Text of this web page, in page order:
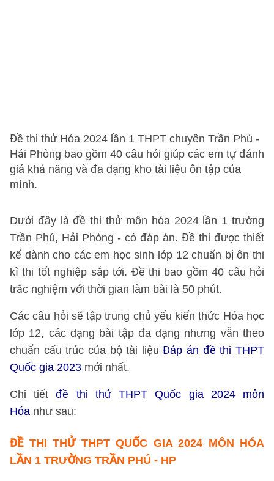
Đề thi thử Hóa 2024 lần 1 THPT chuyên Trần Phú -
Hải Phòng bao gồm 40 câu hỏi giúp các em tự đánh
giá khả năng và đa dạng kho tài liệu ôn tập của
mình.
Dưới đây là đề thi thử môn hóa 2024 lần 1 trường
Trần Phú, Hải Phòng - có đáp án. Đề thi được thiết
kế dành cho các em học sinh lớp 12 chuẩn bị ôn thi
kì thi tốt nghiệp sắp tới. Đề thi bao gồm 40 câu hỏi
trắc nghiệm với thời gian làm bài là 50 phút.
Các câu hỏi sẽ tập trung chủ yếu kiến thức Hóa học
lớp 12, các dạng bài tập đa dạng nhưng vẫn theo
chuẩn cấu trúc của bộ tài liệuĐáp án đề thi THPT
Quốc gia 2023 mới nhất.
Chi tiếtđề thi thử THPT Quốc gia 2024 môn
Hóa như sau:
ĐỀ THI THỬ THPT QUỐC GIA 2024 MÔN HÓA
LẦN 1 TRƯỜNG TRẦN PHÚ - HP